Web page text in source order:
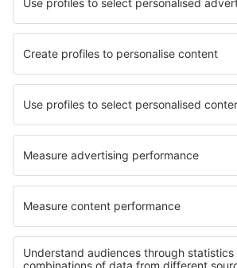
Luchtvaartmaatschappijen
Brussels Airlines
Ryanair
Wizz Air
Tui Fly
Transavia
Over eSky
Algemene voorwaarden
Mijn boekingen
Privacykennisgeving
Ondersteuning en contact